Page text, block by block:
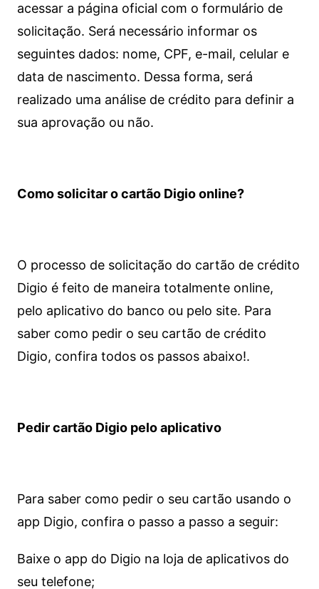
acessar a página oficial com o formulário de
solicitação. Será necessário informar os
seguintes dados: nome, CPF, e-mail, celular e
data de nascimento. Dessa forma, será
realizado uma análise de crédito para definir a
sua aprovação ou não.
Como solicitar o cartão Digio online?
O processo de solicitação do cartão de crédito
Digio é feito de maneira totalmente online,
pelo aplicativo do banco ou pelo site. Para
saber como pedir o seu cartão de crédito
Digio, confira todos os passos abaixo!.
Pedir cartão Digio pelo aplicativo
Para saber como pedir o seu cartão usando o
app Digio, confira o passo a passo a seguir:
Baixe o app do Digio na loja de aplicativos do
seu telefone;